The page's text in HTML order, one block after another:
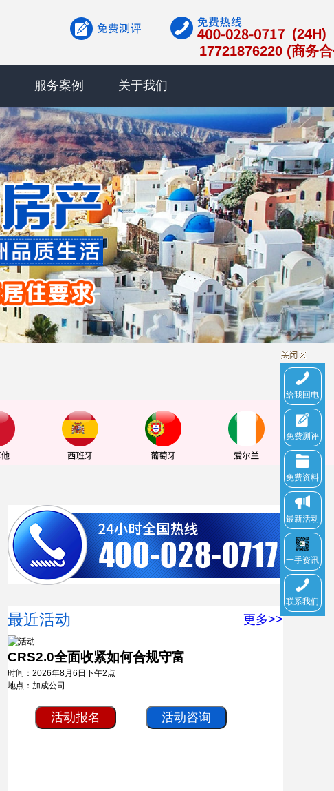
给我回电
免费测评
免费资料
最新活动
一手资讯
联系我们
(24H)
17721876220 (商务
服务案例 关于我们
最近活动 更多>>
CRS2.0全面收紧如何合规守富
时间：2026年8月6日下午2点
地点：加成公司
活动报名 活动咨询